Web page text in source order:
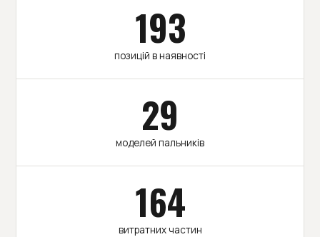
193
позицій в наявності
29
моделей пальників
164
витратних частин